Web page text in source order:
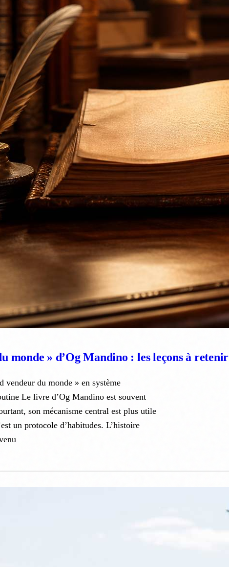
monde » d’Og Mandino : les leçons à retenir
vendeur du monde » en système
Le livre d’Og Mandino est souvent
son mécanisme central est plus utile
un protocole d’habitudes. L’histoire